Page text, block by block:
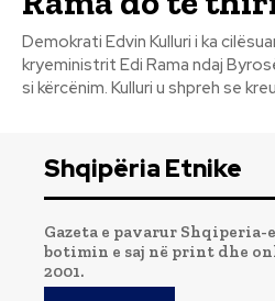
Demokrati Edvin Kulluri i ka
kryeministrit Edi Rama ndaj
si kërcënim. Kulluri u shpreh se
Shqipëria Etnike
Gazeta e pavarur
botimin e saj në print dhe
2001.